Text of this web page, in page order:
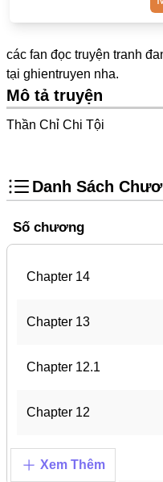
Trọng Sinh
Doujinshi
Shounen Ai
Demons
#Hoàng Gia
#Ma Cà Rồng
các fan đọc truyện tranh
tại ghientruyen nha.
Mô tả truyện
Thần Chỉ Chi Tội
Danh Sách
Số chương
Xem Thêm
Chapter 14
Chapter 13
Chapter 12.1
Chapter 12
Chapter 11